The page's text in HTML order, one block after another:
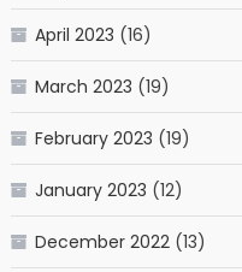
April 2023 (16)
March 2023 (19)
February 2023 (19)
January 2023 (12)
December 2022(13)